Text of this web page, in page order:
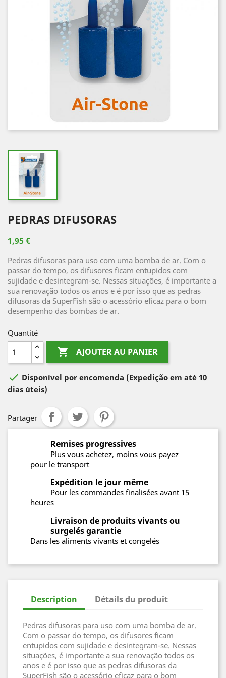
PEDRAS DIFUSORAS
1,95 €
Pedras difusoras para uso com uma bomba de ar. Com o
passar do tempo, os difusores ficam entupidos com
sujidade e desintegram-se. Nessas situações, é importante a
sua renovação todos os anos e é por isso que as pedras
difusoras da SuperFish são o acessório eficaz para o bom
desempenho das bombas de ar.
Quantité
 AJOUTER AU PANIER
 Disponível por encomenda (Expedição em até 10
dias úteis)
Partager
Remises progressives
Plus vous achetez, moins vous payez
pour le transport
Expédition le jour même
Pour les commandes finalisées avant 15
heures
Livraison de produits vivants ou
surgelés garantie
Dans les aliments vivants et congelés
Description Détails du produit
Pedras difusoras para uso com uma bomba de ar.
Com o passar do tempo, os difusores ficam
entupidos com sujidade e desintegram-se. Nessas
situações, é importante a sua renovação todos os
anos e é por isso que as pedras difusoras da
SuperFish são o acessório eficaz para o bom